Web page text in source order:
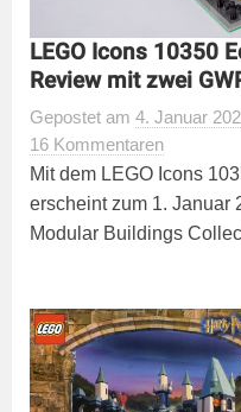
LEGO Icons 10350
Review mit zwei
Gepostet am 4. Januar
16 Kommentaren
Mit dem LEGO Icons
erscheint zum 1. Januar
Modular Buildings